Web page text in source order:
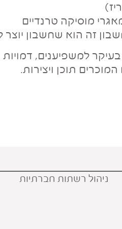
מוסיקה טרנדיים
זה הוא שחשבון יוצר
למשפיענים, דמויות
תוכן ויצירות.
ניהול רשתות חברתיות